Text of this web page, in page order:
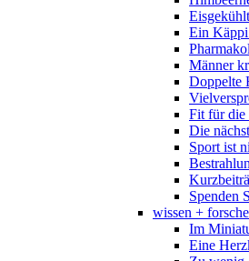
Ein Käppi
Männer
Doppelte
Fit für die
Die
Sport ist
Spenden
wissen +
Im
Eine